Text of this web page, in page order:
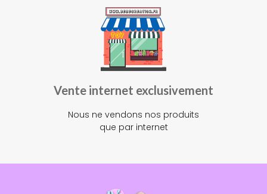
Vente internet exclusivement
Nous ne vendons nos produits
que par internet